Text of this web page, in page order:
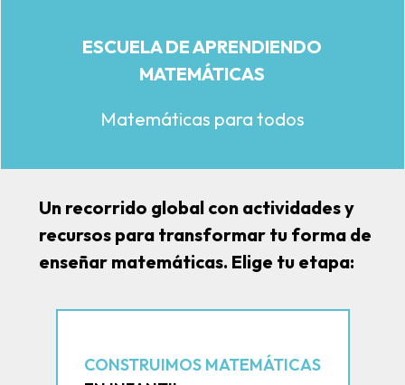
ESCUELA DE APRENDIENDO
MATEMÁTICAS
Matemáticas para todos
Un recorrido global con actividades y
recursos para transformar tu forma de
enseñar matemáticas. Elige tu etapa:
CONSTRUIMOS MATEMÁTICAS